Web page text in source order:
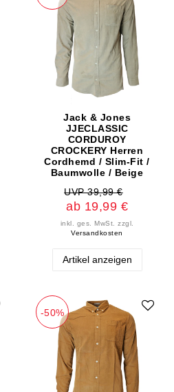
Jack & Jones
JJECLASSIC
CORDUROY
CROCKERY Herren
Cordhemd / Slim-Fit /
Baumwolle / Beige
UVP 39,99 €
ab 19,99 €
inkl. ges. MwSt.
zzgl.
Versandkosten
Artikel anzeigen
-50%